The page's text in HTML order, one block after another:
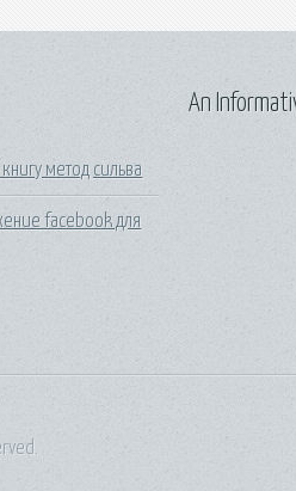
книгу метод сильва
facebook для
An